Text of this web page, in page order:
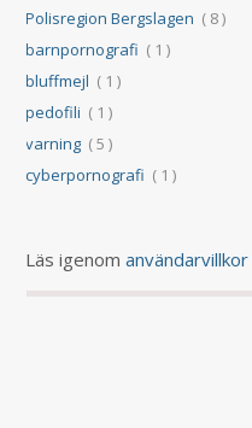
Polisregion Bergslagen ( 8 )
barnpornografi ( 1 )
bluffmejl ( 1 )
pedofili ( 1 )
varning ( 5 )
cyberpornografi ( 1 )
Läs igenomanvändarvillkor